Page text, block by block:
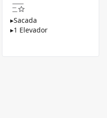
▸Sacada
▸1 Elevador